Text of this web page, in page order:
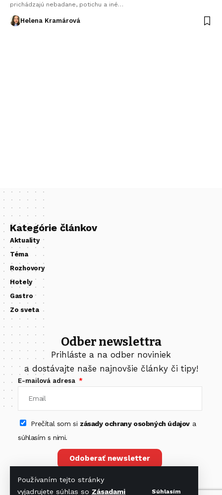
Používaním tejto stránky
vyjadrujete súhlas so Zásadami Súhlasím
prichádzajú nebadane, potichu a iné…
Helena Kramárová
Kategórie článkov
Aktuality
Téma
Rozhovory
Hotely
Gastro
Zo sveta
Odber newslettra
Prihláste a na odber noviniek
a dostávajte naše najnovšie články či tipy!
E-mailová adresa
Prečítal som si zásady ochrany osobných údajova
súhlasím s nimi.
Odoberať newsletter